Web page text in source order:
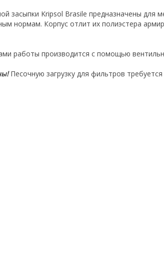
засыпки Kripsol Brasile предназначены для
нормам. Корпус отлит их полиэстера
работы производится с помощью
Песочную загрузку для фильтров